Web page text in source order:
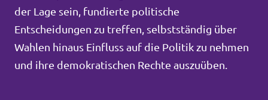
der Lage sein, fundierte politische
Entscheidungen zu treffen, selbstständig über
Wahlen hinaus Einfluss auf die Politik zu nehmen
und ihre demokratischen Rechte auszuüben.